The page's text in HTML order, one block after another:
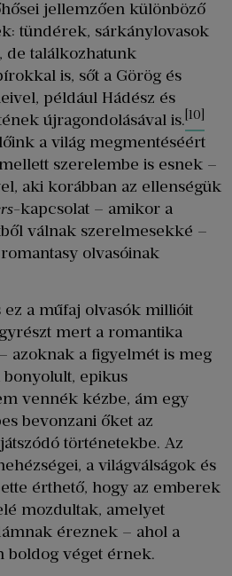
jellemzően különböző
tündérek, sárkánylovasok
de találkozhatunk
is, sőt a Görög és
például Hádész és
újragondolásával is. [10]
a világ megmentéséért
szerelembe is esnek –
aki korábban az ellenségük
-kapcsolat – amikor a
válnak szerelmesekké –
olvasóinak
a műfaj olvasók millióit
mert a romantika
azoknak a figyelmét is meg
epikus
vennék kézbe, ám egy
bevonzani őket az
történetekbe. Az
a világválságok és
érthető, hogy az emberek
mozdultak, amelyet
éreznek – ahol a
boldog véget érnek.